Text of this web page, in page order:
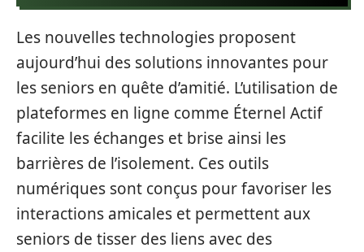
Les nouvelles technologies proposent
aujourd’hui des solutions innovantes pour
les seniors en quête d’amitié. L’utilisation de
plateformes en ligne comme Éternel Actif
facilite les échanges et brise ainsi les
barrières de l’isolement. Ces outils
numériques sont conçus pour favoriser les
interactions amicales et permettent aux
seniors de tisser des liens avec des